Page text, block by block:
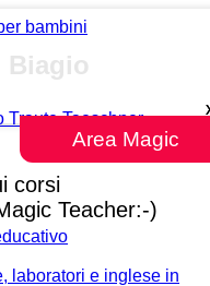
Traute Taeschner
laboratori e inglese in
Area Magic
Biagio
corsi
Teacher:-)